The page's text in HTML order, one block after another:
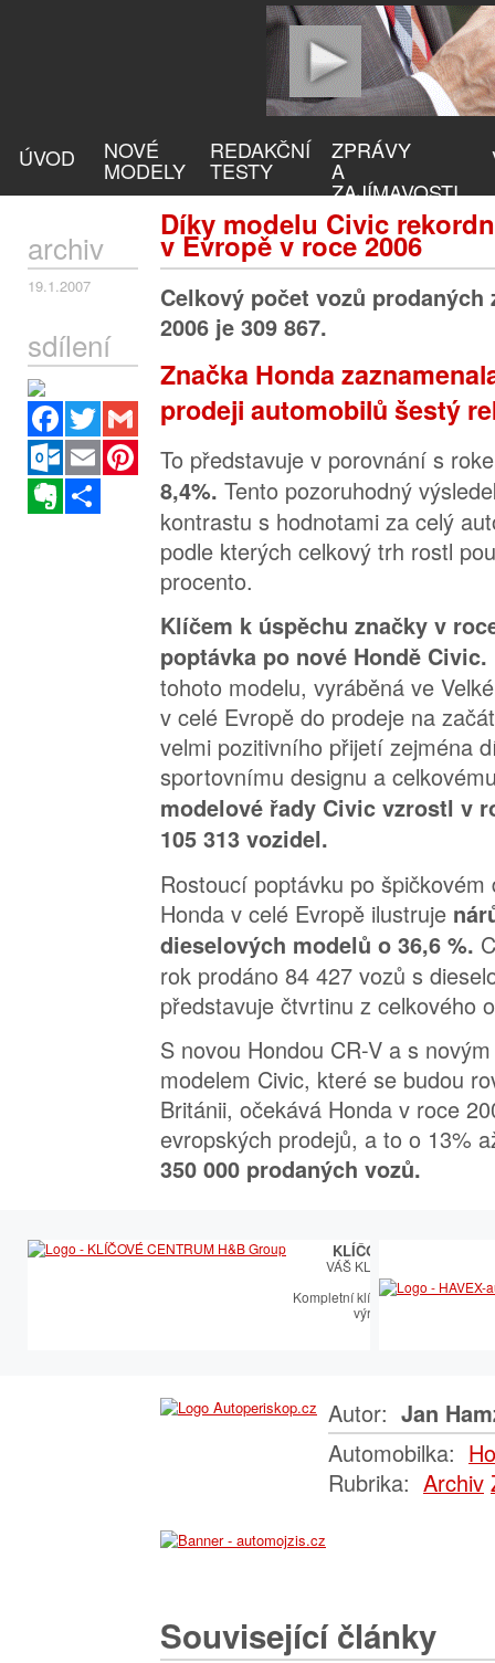
ÚVOD NOVÉ
MODELY
REDAKČNÍ
TESTY
ZPRÁVY
A
ZAJÍMAVOSTI
Díky modelu Civic
v Evropě v roce 2006
archiv
19.1.2007
sdílení
Facebook
Twitter
Gmail
Outlook.com
Email
Pinterest
Evernote
Celkový počet vozů prodaných
2006 je 309 867.
Značka Honda
prodeji automobilů šestý
To představuje v porovnání s
8,4%. Tento pozoruhodný
kontrastu s hodnotami za celý
podle kterých celkový trh rostl
procento.
Klíčem k úspěchu značky v
poptávka po nové Hondě Civic.
tohoto modelu, vyráběná ve
v celé Evropě do prodeje na
velmi pozitivního přijetí zejména
sportovnímu designu a
modelové řady Civic vzrostl v
105 313 vozidel.
Rostoucí poptávku po
Honda v celé Evropě ilustruje
dieselových modelů o 36,6 %.
rok prodáno 84 427 vozů s
představuje čtvrtinu z celkového
S novou Hondou CR-V a s
modelem Civic, které se budou
Británii, očekává Honda v roce
evropských prodejů, a to o 13%
350 000 prodaných vozů.
KLÍČOVÉ CENTRUM
VÁŠ KLÍČOVÝ PARTNER
Kompletní klíčařský sortiment
výroby autoklíčů
Autor: Jan
Automobilka:
Rubrika: Archiv
Související články